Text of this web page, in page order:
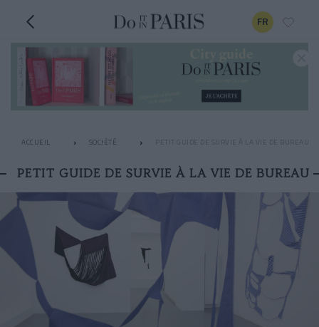
FR
ACCUEIL SOCIÉTÉ PETIT GUIDE DE SURVIE À LA VIE DE BUREAU
PETIT GUIDE DE SURVIE À LA VIE DE BUREAU